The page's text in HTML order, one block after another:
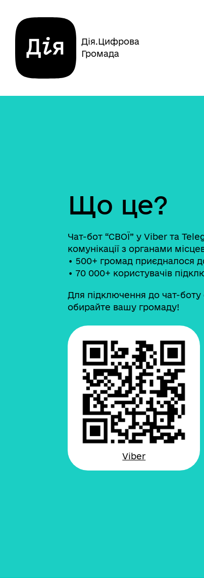
Дія.Цифрова
Громада
Що це?
Чат-бот “СВОЇ” у Viber та
комунікації з органами
• 500+ громад приєдналося
• 70 000+ користувачів
Для підключення до чат-
обирайте вашу громаду!
Viber